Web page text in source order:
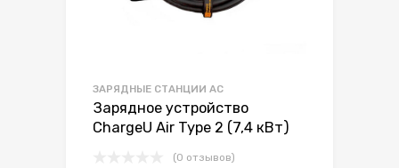
ЗАРЯДНЫЕ СТАНЦИИ AC
Зарядное устройство
ChargeU Air Type 2 (7,4 кВт)
(0 отзывов)